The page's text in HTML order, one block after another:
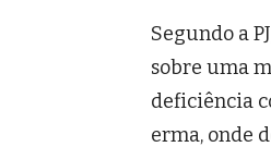
Segundo a
sobre uma
deficiência
erma, onde